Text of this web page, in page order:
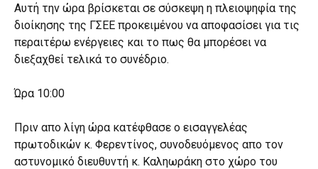
Αυτή την ώρα βρίσκεται σε σύσκεψη η πλειοψηφία της
διοίκησης της ΓΣΕΕ προκειμένου να αποφασίσει για τις
περαιτέρω ενέργειες και το πως θα μπορέσει να
διεξαχθεί τελικά το συνέδριο.
Ώρα 10:00
Πριν απο λίγη ώρα κατέφθασε ο εισαγγελέας
πρωτοδικών κ. Φερεντίνος, συνοδευόμενος απο τον
αστυνομικό διευθυντή κ. Καληωράκη στο χώρο του